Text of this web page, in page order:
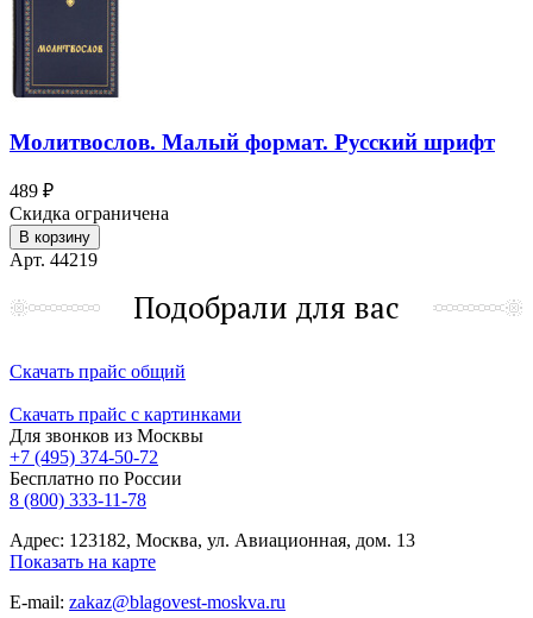
Молитвослов. Малый формат. Русский шрифт
489 ₽
Скидка ограничена
В корзину
Арт. 44219
Подобрали для вас
Скачать прайс общий
Скачать прайс с картинками
Для звонков из Москвы
+7 (495) 374-50-72
Бесплатно по России
8 (800) 333-11-78
Адрес: 123182, Москва, ул. Авиационная, дом. 13
Показать на карте
E-mail: zakaz@blagovest-moskva.ru